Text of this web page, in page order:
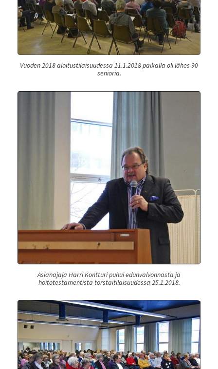
Vuoden 2018 aloitustilaisuudessa 11.1.2018 paikalla oli lähes 90
senioria.
Asianajaja Harri Kontturi puhui edunvalvonnasta ja
hoitotestamentista torstaitilaisuudessa 25.1.2018.